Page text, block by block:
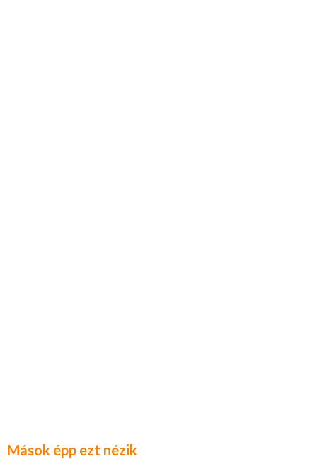
Mások épp ezt nézik